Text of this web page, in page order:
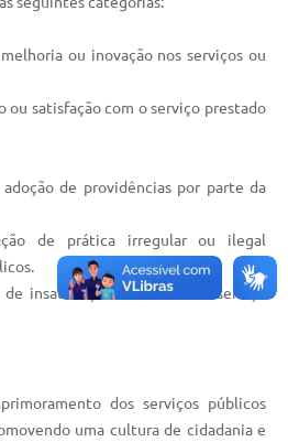
ou inovação nos serviços ou
ou satisfação com o serviço prestado
de providências por parte da
de prática irregular ou ilegal
de insatisfação relativa a um serviço
dos serviços públicos
uma cultura de cidadania e